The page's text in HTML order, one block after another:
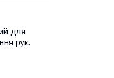
для
рук.